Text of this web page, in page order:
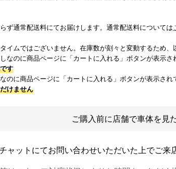
ず通常配送料にてお届けします。通常配送料については
イムではございません。在庫数が刻々と変動するため、
なのに商品ページに「カートに入れる」ボタンが表示さ
す
のに商品ページに「カートに入れる」ボタンが表示され
けません
ご購入前に店舗で車体を見
ャットにてお問い合わせいただいた上でご来